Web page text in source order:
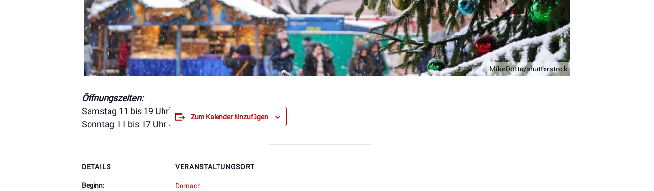
MikeDotta/shutterstock
Öffnungszeiten:
Samstag 11 bis 19 Uhr
Sonntag 11 bis 17 Uhr
Zum Kalender hinzufügen
DETAILS
Beginn:
VERANSTALTUNGSORT
Dornach